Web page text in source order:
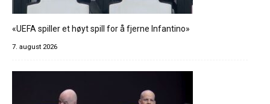
«UEFA spiller et høyt spill for å fjerne Infantino»
7. august 2026